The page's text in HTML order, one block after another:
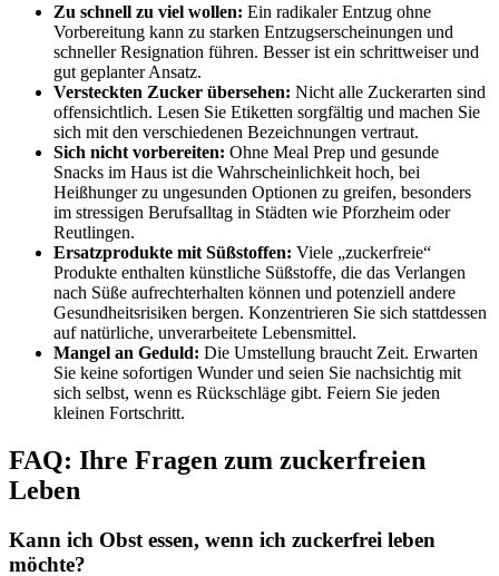
Zu schnell zu viel wollen: Ein radikaler Entzug ohne
Vorbereitung kann zu starken Entzugserscheinungen und
schneller Resignation führen. Besser ist ein schrittweiser und
gut geplanter Ansatz.
Versteckten Zucker übersehen: Nicht alle Zuckerarten sind
offensichtlich. Lesen Sie Etiketten sorgfältig und machen Sie
sich mit den verschiedenen Bezeichnungen vertraut.
Sich nicht vorbereiten: Ohne Meal Prep und gesunde
Snacks im Haus ist die Wahrscheinlichkeit hoch, bei
Heißhunger zu ungesunden Optionen zu greifen, besonders
im stressigen Berufsalltag in Städten wie Pforzheim oder
Reutlingen.
Ersatzprodukte mit Süßstoffen: Viele „zuckerfreie“
Produkte enthalten künstliche Süßstoffe, die das Verlangen
nach Süße aufrechterhalten können und potenziell andere
Gesundheitsrisiken bergen. Konzentrieren Sie sich stattdessen
auf natürliche, unverarbeitete Lebensmittel.
Mangel an Geduld: Die Umstellung braucht Zeit. Erwarten
Sie keine sofortigen Wunder und seien Sie nachsichtig mit
sich selbst, wenn es Rückschläge gibt. Feiern Sie jeden
kleinen Fortschritt.
FAQ: Ihre Fragen zum zuckerfreien
Leben
Kann ich Obst essen, wenn ich zuckerfrei leben
möchte?